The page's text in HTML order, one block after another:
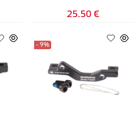
25.50 €
- 9%